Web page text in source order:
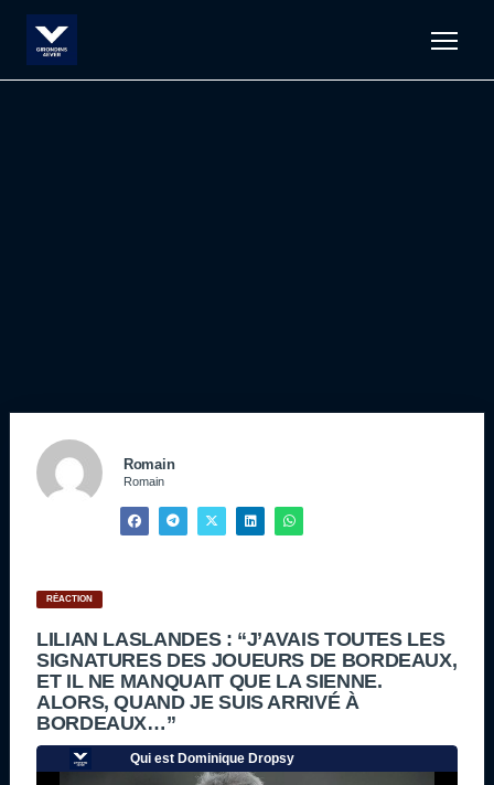
Romain
Romain
RÉACTION
LILIAN LASLANDES : “J’AVAIS TOUTES LES
SIGNATURES DES JOUEURS DE BORDEAUX,
ET IL NE MANQUAIT QUE LA SIENNE.
ALORS, QUAND JE SUIS ARRIVÉ À
BORDEAUX…”